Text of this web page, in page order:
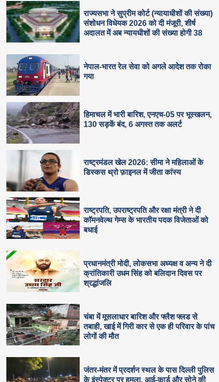
राज्यसभा ने सुप्रीम कोर्ट (न्यायाधीशों की संख्या)
संशोधन विधेयक 2026 को दी मंजूरी, शीर्ष
अदालत में अब न्यायधीशों की संख्या होगी 38
नेपाल-भारत रेल सेवा को अगले आदेश तक रोका
गया
हिमाचल में भारी बारिश, एनएच-05 पर भूस्खलन,
130 सड़कें बंद, 6 अगस्त तक अलर्ट
राष्ट्रमंडल खेल 2026: सीमा ने महिलाओं के
डिस्कस थ्रो फ़ाइनल में जीता कांस्य
राष्ट्रपति, उपराष्ट्रपति और रक्षा मंत्री ने दी
कॉमनवेल्थ गेम्स के भारतीय पदक विजेताओं को
बधाई
प्रधानमंत्री मोदी, लोकसभा अध्यक्ष व अन्य ने दी
क्रांतिकारी उधम सिंह को बलिदान दिवस पर
श्रद्धांजलि
चंबा में मूसलाधार बारिश और फ्लैश फ्लड से
तबाही, खाई में गिरी कार से एक ही परिवार के पांच
लोगों की मौत
जंतर-मंतर में प्रदर्शन स्थल के पास दिल्ली पुलिस
के इंस्पेक्टर पर हमला, आई-कार्ड और सोने की